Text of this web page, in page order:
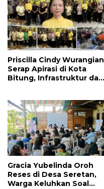
Priscilla Cindy Wurangian
Serap Apirasi di Kota
Bitung, Infrastruktur dan
Warga
Gracia Yubelinda Oroh
Reses di Desa Seretan,
Warga Keluhkan Soal